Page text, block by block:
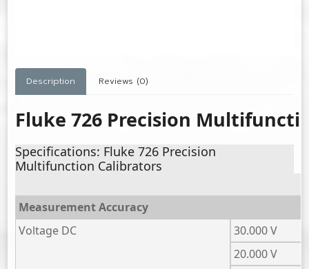
Description Reviews (0)
Fluke 726 Precision
Specifications: Fluke 726 Precision
Multifunction Calibrators
Measurement Accuracy
Voltage DC
30.000 V
20.000 V